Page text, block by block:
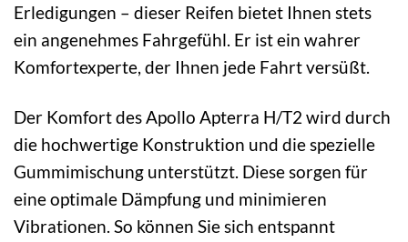
Erledigungen – dieser Reifen bietet Ihnen stets
ein angenehmes Fahrgefühl. Er ist ein wahrer
Komfortexperte, der Ihnen jede Fahrt versüßt.
Der Komfort des Apollo Apterra H/T2 wird durch
die hochwertige Konstruktion und die spezielle
Gummimischung unterstützt. Diese sorgen für
eine optimale Dämpfung und minimieren
Vibrationen. So können Sie sich entspannt